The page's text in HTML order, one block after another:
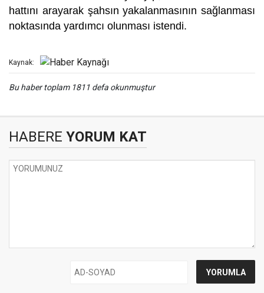
hattını arayarak şahsın yakalanmasının sağlanması
noktasında yardımcı olunması istendi.
Kaynak:
Bu haber toplam 1811 defa okunmuştur
HABERE YORUM KAT